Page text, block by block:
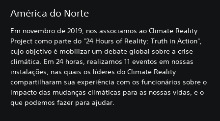
América do Norte
Em novembro de 2019, nos associamos ao Climate Reality
Project como parte do "24 Hours of Reality: Truth in Action",
cujo objetivo é mobilizar um debate global sobre a crise
climática. Em 24 horas, realizamos 11 eventos em nossas
instalações, nas quais os líderes do Climate Reality
compartilharam sua experiência com os funcionários sobre o
impacto das mudanças climáticas para as nossas vidas, e o
que podemos fazer para ajudar.